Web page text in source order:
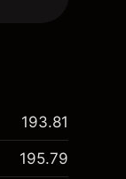
193.81
195.79